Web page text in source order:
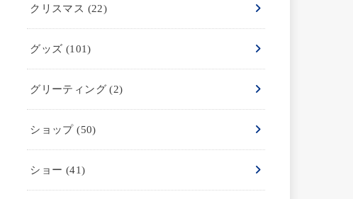
クリスマス (22)
グッズ (101)
グリーティング(2)
ショップ(50)
ショー (41)